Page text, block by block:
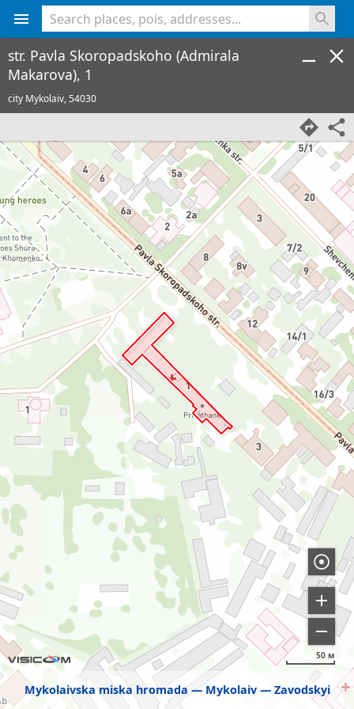
Mykolaivska miska hromada Mykolaiv Zavodskyi
50 м
str. Pavla Skoropadskoho (Admirala
Makarova), 1
city Mykolaiv,54030
<% console.log(hcard) %>